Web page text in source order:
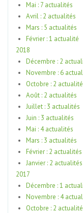
Mai : 7 actualités
Avril : 2 actualités
Mars : 5 actualités
Février : 1 actualité
2018
Décembre : 2
Novembre : 6
Octobre : 2
Août : 2 actualités
Juillet : 3 actualités
Juin : 3 actualités
Mai : 4 actualités
Mars : 3 actualités
Février : 2 actualités
Janvier : 2 actualités
2017
Décembre : 1
Novembre : 4
Octobre : 2